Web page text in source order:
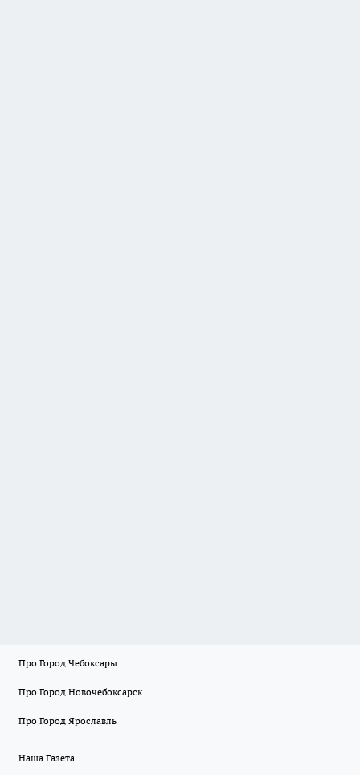
Про Город Чебоксары
Про Город Новочебоксарск
Про Город Ярославль
Наша Газета